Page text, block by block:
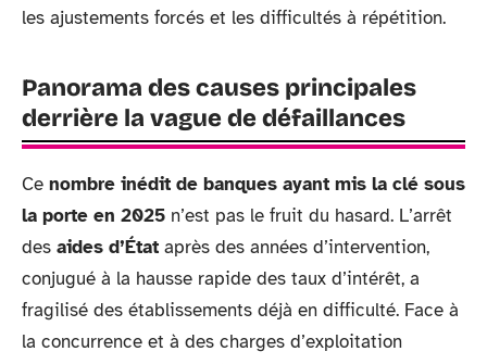
les ajustements forcés et les difficultés à répétition.
Panorama des causes principales
derrière la vague de défaillances
Ce nombre inédit de banques ayant mis la clé sous
la porte en 2025 n’est pas le fruit du hasard. L’arrêt
des aides d’État après des années d’intervention,
conjugué à la hausse rapide des taux d’intérêt, a
fragilisé des établissements déjà en difficulté. Face à
la concurrence et à des charges d’exploitation